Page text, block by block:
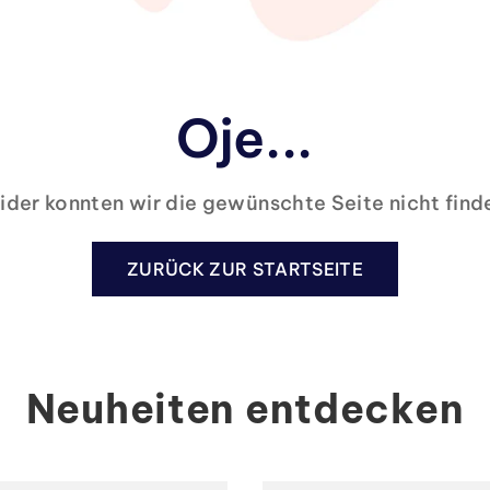
Oje...
konnten wir die gewünschte Seite nicht
ZURÜCK ZUR STARTSEITE
Neuheiten entdecken